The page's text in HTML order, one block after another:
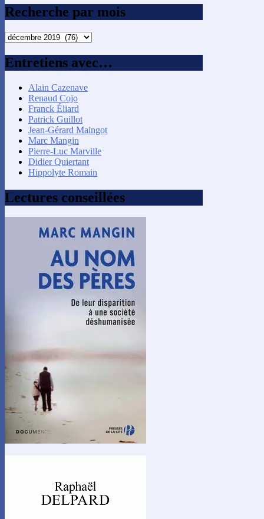
Recherche par mois
Recherche
mois
Entretiens avec…
Alain Cazenave
Renaud Cojo
Franck Éliard
Patrick Guillot
Jean-Gérard Maingot
Marc Mangin
Pierre-Luc Marville
Didier Quiertant
Hippolyte Romain
Lectures conseillées